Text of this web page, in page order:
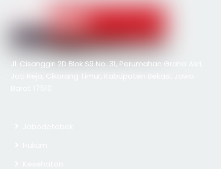
Jl. Cisanggiri 2D Blok S9 No. 31, Perumahan Graha Asri,
Jati Reja, Cikarang Timur, Kabupaten Bekasi, Jawa